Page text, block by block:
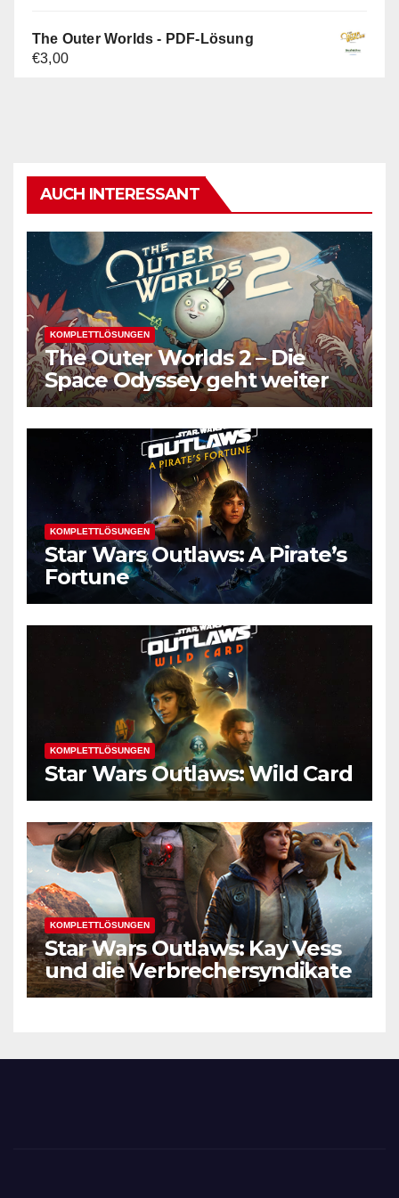
ist:
The Outer Worlds - PDF-Lösung
€3,00
AUCH INTERESSANT
KOMPLETTLÖSUNGEN
The Outer Worlds 2 – Die
Space Odyssey geht weiter
KOMPLETTLÖSUNGEN
Star Wars Outlaws: A Pirate’s
Fortune
KOMPLETTLÖSUNGEN
Star Wars Outlaws: Wild Card
KOMPLETTLÖSUNGEN
Star Wars Outlaws: Kay Vess
und die Verbrechersyndikate